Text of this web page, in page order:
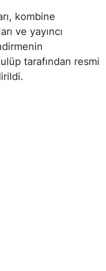
kombine
ve yayıncı
tarafından resmi